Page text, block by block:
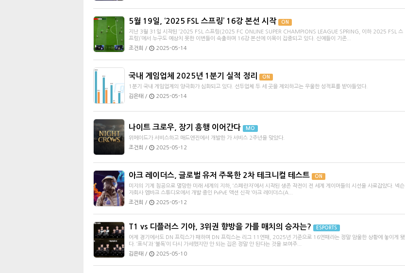
5월 19일, ‘2025 FSL 스프링’ 16강 본선 시작 ON
지난 3월 31일 시작된 ‘2025 FSL 스프링(2025 FC ONLINE SUPER CHAMPIONS LEAGUE SPRING, 이하 2025 FSL 스
프링)’에서 누구도 예상치 못한 이변들이 속출하며 16강 본선에 이목이 집중되고 있다. 신예들이 기존...
조건희 /
2025-05-14
국내 게임업체 2025년 1분기 실적 정리 ON
1분기 국내 게임업계의 양극화가 심화되고 있다. 선두업체 두 세 곳을 제외하고는 우울한 성적표를 받아들었다.
김은태 /
2025-05-14
나이트 크로우, 장기 흥행 이어간다 MO
위메이드가 서비스하고 매드엔진에서 개발한 가 서비스 2주년을 맞았다.
조건희 /
2025-05-12
아크 레이더스, 글로벌 유저 주목한 2차 테크니컬 테스트 ON
미지의 기계 침공으로 멸망한 미래 세계의 지하, ‘스페란자’에서 시작된 생존 작전이 전 세계 게이머들의 시선을 사로잡았다. 넥슨
자회사 엠바크 스튜디오에서 개발 중인 PvPvE 액션 신작 ‘아크 레이더스(A...
조건희 /
2025-05-12
T1 vs 디플러스 기아, 3위권 향방을 가를 매치의 승자는? ESPORTS
어제 경기에서도 DN 프릭스가 패하며 DN 프릭스는 리그 11연패, 2025년 기준으로 16연패라는 정말 암울한 상황에 놓이게 됐
다. ‘표식’과 ‘불독’이 다시 가세했지만 안 되는 집은 정말 안 된다는 것을 보여주...
김은태 /
2025-05-10